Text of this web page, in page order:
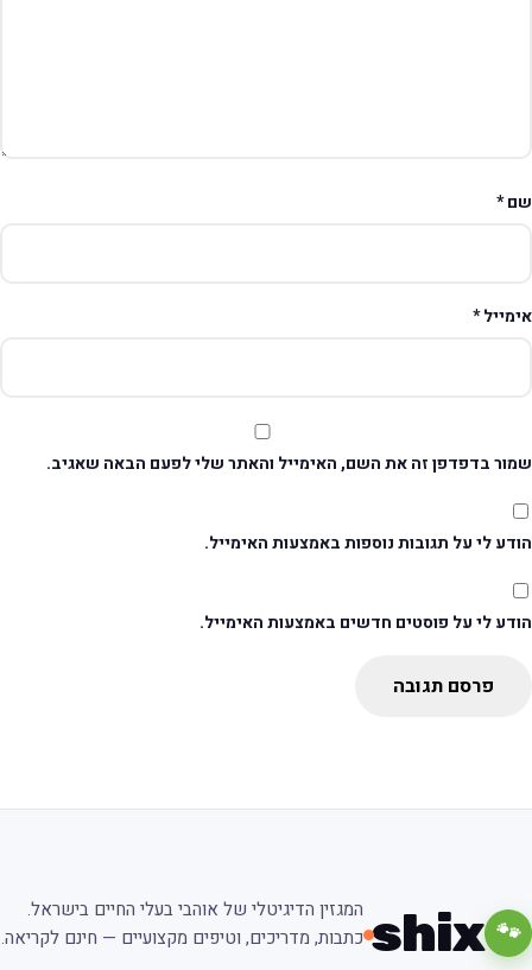
*
*
בדפדפן זה את השם, האימייל והאתר שלי לפעם הבאה שאגיב.
לי על תגובות נוספות באמצעות האימייל.
לי על פוסטים חדשים באמצעות האימייל.
פרסם תגובה
🐾
shix
המגזין הדיגיטלי של אוהבי בעלי החיים בישראל.
כתבות, מדריכים, וטיפים מקצועיים — חינם לקריאה.